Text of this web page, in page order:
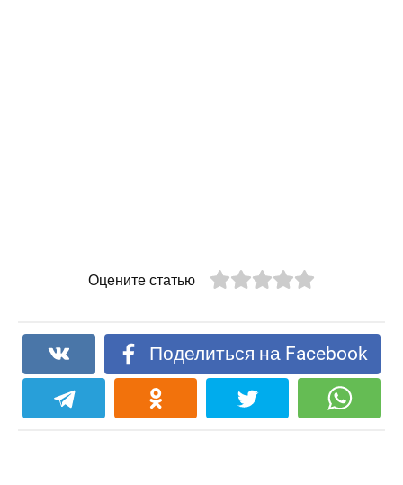
Оцените статью
Поделиться на Facebook